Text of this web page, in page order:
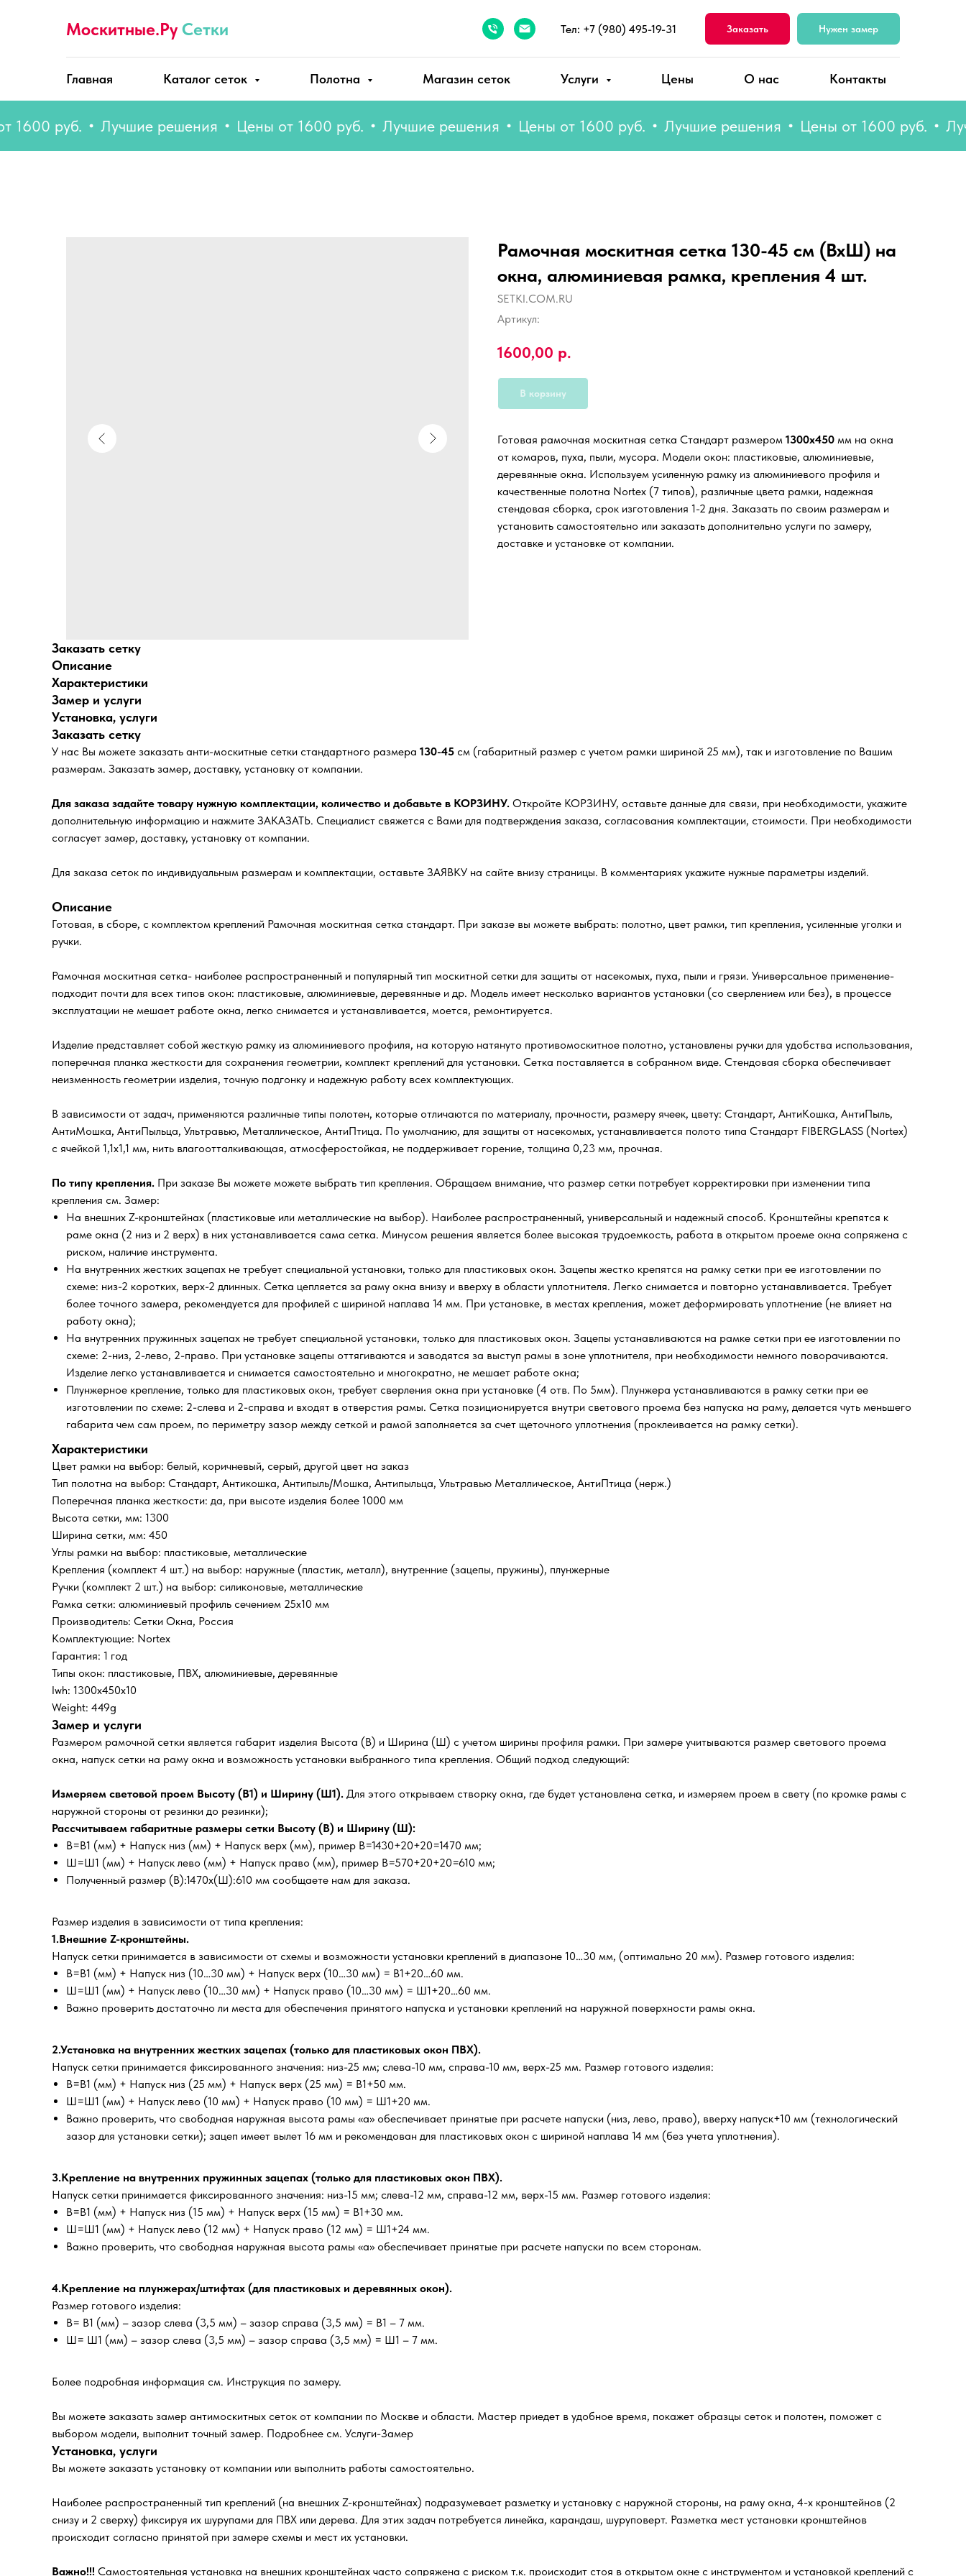
Москитные.Ру Сетки Тел: +7 (980) 495-19-31 Заказать Нужен замер
Главная Каталог сеток Полотна Магазин сеток Услуги Цены О нас Контакты
руб. Лучшие решения Цены от 1600 руб. Лучшие решения Цены от 1600 руб. Лучшие решения Цены от 1600 руб.
Рамочная москитная сетка 130-45 см (ВхШ) на
окна, алюминиевая рамка, крепления 4 шт.
SETKI.COM.RU
Артикул:
1600,00 р.
В корзину
Готовая рамочная москитная сетка Стандарт размером 1300х450 мм на окна
от комаров, пуха, пыли, мусора. Модели окон: пластиковые, алюминиевые,
деревянные окна. Используем усиленную рамку из алюминиевого профиля и
качественные полотна Nortex (7 типов), различные цвета рамки, надежная
стендовая сборка, срок изготовления 1-2 дня. Заказать по своим размерам и
установить самостоятельно или заказать дополнительно услуги по замеру,
доставке и установке от компании.
Заказать сетку
Описание
Характеристики
Замер и услуги
Установка, услуги
Заказать сетку
У нас Вы можете заказать анти-москитные сетки стандартного размера 130-45 см (габаритный размер с учетом рамки шириной 25 мм), так и изготовление по Вашим
размерам. Заказать замер, доставку, установку от компании.
Для заказа задайте товару нужную комплектации, количество и добавьте в КОРЗИНУ. Откройте КОРЗИНУ, оставьте данные для связи, при необходимости, укажите
дополнительную информацию и нажмите ЗАКАЗАТЬ. Специалист свяжется с Вами для подтверждения заказа, согласования комплектации, стоимости. При необходимости
согласует замер, доставку, установку от компании.
Для заказа сеток по индивидуальным размерам и комплектации, оставьте ЗАЯВКУ на сайте внизу страницы. В комментариях укажите нужные параметры изделий.
Описание
Готовая, в сборе, с комплектом креплений Рамочная москитная сетка стандарт. При заказе вы можете выбрать: полотно, цвет рамки, тип крепления, усиленные уголки и
ручки.
Рамочная москитная сетка- наиболее распространенный и популярный тип москитной сетки для защиты от насекомых, пуха, пыли и грязи. Универсальное применение-
подходит почти для всех типов окон: пластиковые, алюминиевые, деревянные и др. Модель имеет несколько вариантов установки (со сверлением или без), в процессе
эксплуатации не мешает работе окна, легко снимается и устанавливается, моется, ремонтируется.
Изделие представляет собой жесткую рамку из алюминиевого профиля, на которую натянуто противомоскитное полотно, установлены ручки для удобства использования,
поперечная планка жесткости для сохранения геометрии, комплект креплений для установки. Сетка поставляется в собранном виде. Стендовая сборка обеспечивает
неизменность геометрии изделия, точную подгонку и надежную работу всех комплектующих.
В зависимости от задач, применяются различные типы полотен, которые отличаются по материалу, прочности, размеру ячеек, цвету: Стандарт, АнтиКошка, АнтиПыль,
АнтиМошка, АнтиПыльца, Ультравью, Металлическое, АнтиПтица. По умолчанию, для защиты от насекомых, устанавливается полото типа Стандарт FIBERGLASS (Nortex)
с ячейкой 1,1х1,1 мм, нить влагоотталкивающая, атмосферостойкая, не поддерживает горение, толщина 0,23 мм, прочная.
По типу крепления. При заказе Вы можете можете выбрать тип крепления. Обращаем внимание, что размер сетки потребует корректировки при изменении типа
крепления см. Замер:
На внешних Z-кронштейнах (пластиковые или металлические на выбор). Наиболее распространенный, универсальный и надежный способ. Кронштейны крепятся к
раме окна (2 низ и 2 верх) в них устанавливается сама сетка. Минусом решения является более высокая трудоемкость, работа в открытом проеме окна сопряжена с
риском, наличие инструмента.
На внутренних жестких зацепах не требует специальной установки, только для пластиковых окон. Зацепы жестко крепятся на рамку сетки при ее изготовлении по
схеме: низ-2 коротких, верх-2 длинных. Сетка цепляется за раму окна внизу и вверху в области уплотнителя. Легко снимается и повторно устанавливается. Требует
более точного замера, рекомендуется для профилей с шириной наплава 14 мм. При установке, в местах крепления, может деформировать уплотнение (не влияет на
работу окна);
На внутренних пружинных зацепах не требует специальной установки, только для пластиковых окон. Зацепы устанавливаются на рамке сетки при ее изготовлении по
схеме: 2-низ, 2-лево, 2-право. При установке зацепы оттягиваются и заводятся за выступ рамы в зоне уплотнителя, при необходимости немного поворачиваются.
Изделие легко устанавливается и снимается самостоятельно и многократно, не мешает работе окна;
Плунжерное крепление, только для пластиковых окон, требует сверления окна при установке (4 отв. По 5мм). Плунжера устанавливаются в рамку сетки при ее
изготовлении по схеме: 2-слева и 2-справа и входят в отверстия рамы. Сетка позиционируется внутри светового проема без напуска на раму, делается чуть меньшего
габарита чем сам проем, по периметру зазор между сеткой и рамой заполняется за счет щеточного уплотнения (проклеивается на рамку сетки).
Характеристики
Цвет рамки на выбор: белый, коричневый, серый, другой цвет на заказ
Тип полотна на выбор: Стандарт, Антикошка, Антипыль/Мошка, Антипыльца, Ультравью Металлическое, АнтиПтица (нерж.)
Поперечная планка жесткости: да, при высоте изделия более 1000 мм
Высота сетки, мм: 1300
Ширина сетки, мм: 450
Углы рамки на выбор: пластиковые, металлические
Крепления (комплект 4 шт.) на выбор: наружные (пластик, металл), внутренние (зацепы, пружины), плунжерные
Ручки (комплект 2 шт.) на выбор: силиконовые, металлические
Рамка сетки: алюминиевый профиль сечением 25х10 мм
Производитель: Сетки Окна, Россия
Комплектующие: Nortex
Гарантия: 1 год
Типы окон: пластиковые, ПВХ, алюминиевые, деревянные
lwh: 1300x450x10
Weight: 449g
Замер и услуги
Размером рамочной сетки является габарит изделия Высота (В) и Ширина (Ш) с учетом ширины профиля рамки. При замере учитываются размер светового проема
окна, напуск сетки на раму окна и возможность установки выбранного типа крепления. Общий подход следующий:
Измеряем световой проем Высоту (В1) и Ширину (Ш1). Для этого открываем створку окна, где будет установлена сетка, и измеряем проем в свету (по кромке рамы с
наружной стороны от резинки до резинки);
Рассчитываем габаритные размеры сетки Высоту (В) и Ширину (Ш):
В=В1 (мм) + Напуск низ (мм) + Напуск верх (мм), пример В=1430+20+20=1470 мм;
Ш=Ш1 (мм) + Напуск лево (мм) + Напуск право (мм), пример В=570+20+20=610 мм;
Полученный размер (В):1470х(Ш):610 мм сообщаете нам для заказа.
Размер изделия в зависимости от типа крепления:
1.Внешние Z-кронштейны.
Напуск сетки принимается в зависимости от схемы и возможности установки креплений в диапазоне 10…30 мм, (оптимально 20 мм). Размер готового изделия:
В=В1 (мм) + Напуск низ (10…30 мм) + Напуск верх (10…30 мм) = В1+20…60 мм.
Ш=Ш1 (мм) + Напуск лево (10…30 мм) + Напуск право (10…30 мм) = Ш1+20…60 мм.
Важно проверить достаточно ли места для обеспечения принятого напуска и установки креплений на наружной поверхности рамы окна.
2.Установка на внутренних жестких зацепах (только для пластиковых окон ПВХ).
Напуск сетки принимается фиксированного значения: низ-25 мм; слева-10 мм, справа-10 мм, верх-25 мм. Размер готового изделия:
В=В1 (мм) + Напуск низ (25 мм) + Напуск верх (25 мм) = В1+50 мм.
Ш=Ш1 (мм) + Напуск лево (10 мм) + Напуск право (10 мм) = Ш1+20 мм.
Важно проверить, что свободная наружная высота рамы «а» обеспечивает принятые при расчете напуски (низ, лево, право), вверху напуск+10 мм (технологический
зазор для установки сетки); зацеп имеет вылет 16 мм и рекомендован для пластиковых окон с шириной наплава 14 мм (без учета уплотнения).
3.Крепление на внутренних пружинных зацепах (только для пластиковых окон ПВХ).
Напуск сетки принимается фиксированного значения: низ-15 мм; слева-12 мм, справа-12 мм, верх-15 мм. Размер готового изделия:
В=В1 (мм) + Напуск низ (15 мм) + Напуск верх (15 мм) = В1+30 мм.
Ш=Ш1 (мм) + Напуск лево (12 мм) + Напуск право (12 мм) = Ш1+24 мм.
Важно проверить, что свободная наружная высота рамы «а» обеспечивает принятые при расчете напуски по всем сторонам.
4.Крепление на плунжерах/штифтах (для пластиковых и деревянных окон).
Размер готового изделия:
В= В1 (мм) – зазор слева (3,5 мм) – зазор справа (3,5 мм) = В1 – 7 мм.
Ш= Ш1 (мм) – зазор слева (3,5 мм) – зазор справа (3,5 мм) = Ш1 – 7 мм.
Более подробная информация см. Инструкция по замеру.
Вы можете заказать замер антимоскитных сеток от компании по Москве и области. Мастер приедет в удобное время, покажет образцы сеток и полотен, поможет с
выбором модели, выполнит точный замер. Подробнее см. Услуги-Замер
Установка, услуги
Вы можете заказать установку от компании или выполнить работы самостоятельно.
Наиболее распространенный тип креплений (на внешних Z-кронштейнах) подразумевает разметку и установку с наружной стороны, на раму окна, 4-х кронштейнов (2
снизу и 2 сверху) фиксируя их шурупами для ПВХ или дерева. Для этих задач потребуется линейка, карандаш, шуруповерт. Разметка мест установки кронштейнов
происходит согласно принятой при замере схемы и мест их установки.
Важно!!! Самостоятельная установка на внешних кронштейнах часто сопряжена с риском т.к. происходит стоя в открытом окне с инструментом и установкой креплений с